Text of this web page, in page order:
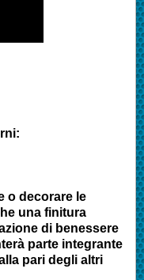
o decorare le
una finitura
di benessere
parte integrante
pari degli altri